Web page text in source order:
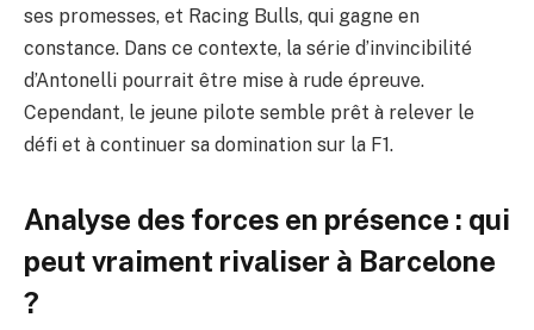
ses promesses, et Racing Bulls, qui gagne en
constance. Dans ce contexte, la série d’invincibilité
d’Antonelli pourrait être mise à rude épreuve.
Cependant, le jeune pilote semble prêt à relever le
défi et à continuer sa domination sur la F1.
Analyse des forces en présence : qui
peut vraiment rivaliser à Barcelone
?